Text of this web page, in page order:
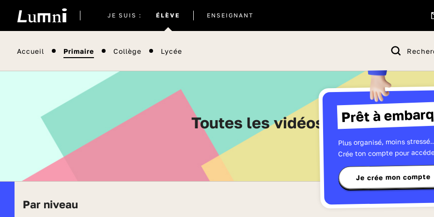
JE SUIS : ÉLÈVE
actuel
ENSEIGNANT
Accueil Primaire Collège Lycée
Prêt à
Plus organisé, moins
Crée ton compte pour
Je crée mon compte
Toutes les vidéos de CM2 -
Par niveau